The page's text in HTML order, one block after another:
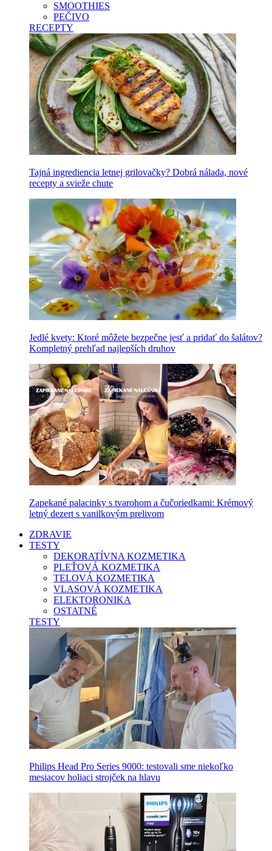
SMOOTHIES
PEČIVO
RECEPTY
Tajná ingrediencia letnej grilovačky? Dobrá nálada, nové
recepty a svieže chute
Jedlé kvety: Ktoré môžete bezpečne jesť a pridať do šalátov?
Kompletný prehľad najlepších druhov
Zapekané palacinky s tvarohom a čučoriedkami: Krémový
letný dezert s vanilkovým prelivom
ZDRAVIE
TESTY
DEKORATÍVNA KOZMETIKA
PLEŤOVÁ KOZMETIKA
TELOVÁ KOZMETIKA
VLASOVÁ KOZMETIKA
ELEKTORONIKA
OSTATNÉ
TESTY
Philips Head Pro Series 9000: testovali sme niekoľko
mesiacov holiaci strojček na hlavu